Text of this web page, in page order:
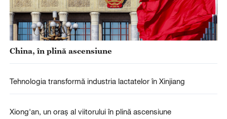
China, în plină ascensiune
Tehnologia transformă industria lactatelor în Xinjiang
Xiong'an, un oraș al viitorului în plină ascensiune